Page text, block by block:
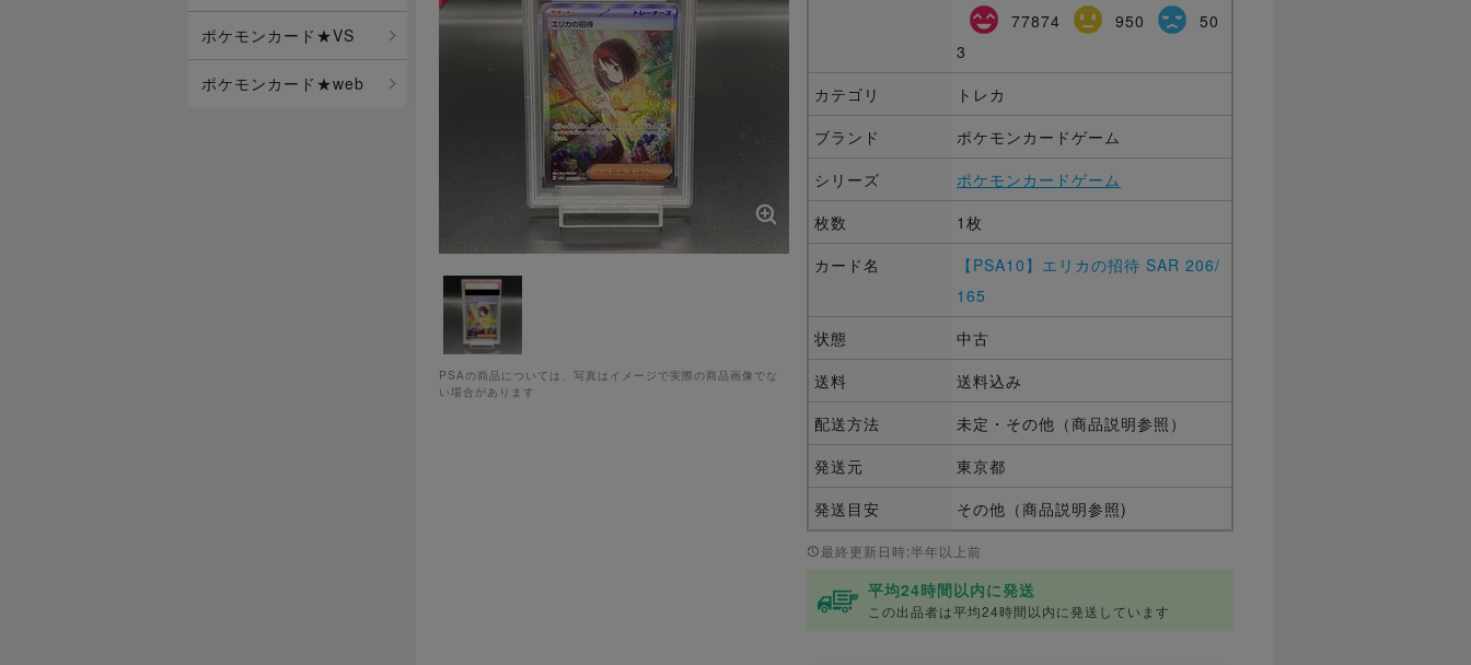
ポケモンカード★VS
ポケモンカード★web
PSAの商品については、写真はイメージで実際の商品画像でな
い場合があります
77874 950
50
3
カテゴリ
トレカ
ブランド
ポケモンカードゲーム
シリーズ
ポケモンカードゲーム
枚数
1枚
カード名
【PSA10】エリカの招待 SAR 206/
165
状態
中古
送料
送料込み
配送方法
未定・その他（商品説明参照）
発送元
東京都
発送目安
その他（商品説明参照)
最終更新日時:半年以上前
平均24時間以内に発送
この出品者は平均24時間以内に発送しています